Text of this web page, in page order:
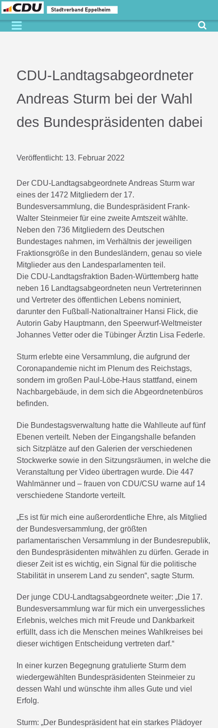
CDU-Landtagsabgeordneter
Andreas Sturm bei der Wahl
des Bundespräsidenten dabei
Veröffentlicht: 13. Februar 2022
Der CDU-Landtagsabgeordnete Andreas Sturm war
eines der 1472 Mitgliedern der 17.
Bundesversammlung, die Bundespräsident Frank-
Walter Steinmeier für eine zweite Amtszeit wählte.
Neben den 736 Mitgliedern des Deutschen
Bundestages nahmen, im Verhältnis der jeweiligen
Fraktionsgröße in den Bundesländern, genau so viele
Mitglieder aus den Landesparlamenten teil.
Die CDU-Landtagsfraktion Baden-Württemberg hatte
neben 16 Landtagsabgeordneten neun Vertreterinnen
und Vertreter des öffentlichen Lebens nominiert,
darunter den Fußball-Nationaltrainer Hansi Flick, die
Autorin Gaby Hauptmann, den Speerwurf-Weltmeister
Johannes Vetter oder die Tübinger Ärztin Lisa Federle.
Sturm erlebte eine Versammlung, die aufgrund der
Coronapandemie nicht im Plenum des Reichstags,
sondern im großen Paul-Löbe-Haus stattfand, einem
Nachbargebäude, in dem sich die Abgeordnetenbüros
befinden.
Die Bundestagsverwaltung hatte die Wahlleute auf fünf
Ebenen verteilt. Neben der Eingangshalle befanden
sich Sitzplätze auf den Galerien der verschiedenen
Stockwerke sowie in den Sitzungsräumen, in welche die
Veranstaltung per Video übertragen wurde. Die 447
Wahlmänner und – frauen von CDU/CSU warne auf 14
verschiedene Standorte verteilt.
„Es ist für mich eine außerordentliche Ehre, als Mitglied
der Bundesversammlung, der größten
parlamentarischen Versammlung in der Bundesrepublik,
den Bundespräsidenten mitwählen zu dürfen. Gerade in
dieser Zeit ist es wichtig, ein Signal für die politische
Stabilität in unserem Land zu senden“, sagte Sturm.
Der junge CDU-Landtagsabgeordnete weiter: „Die 17.
Bundesversammlung war für mich ein unvergessliches
Erlebnis, welches mich mit Freude und Dankbarkeit
erfüllt, dass ich die Menschen meines Wahlkreises bei
dieser wichtigen Entscheidung vertreten darf.“
In einer kurzen Begegnung gratulierte Sturm dem
wiedergewählten Bundespräsidenten Steinmeier zu
dessen Wahl und wünschte ihm alles Gute und viel
Erfolg.
Sturm: „Der Bundespräsident hat ein starkes Plädoyer